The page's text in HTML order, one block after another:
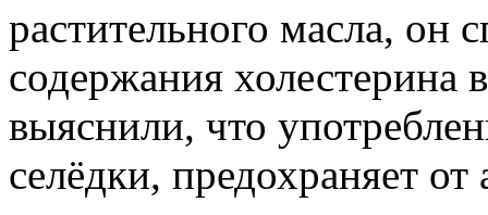
растительного масла, он
содержания холестерина
выяснили, что
селёдки, предохраняет